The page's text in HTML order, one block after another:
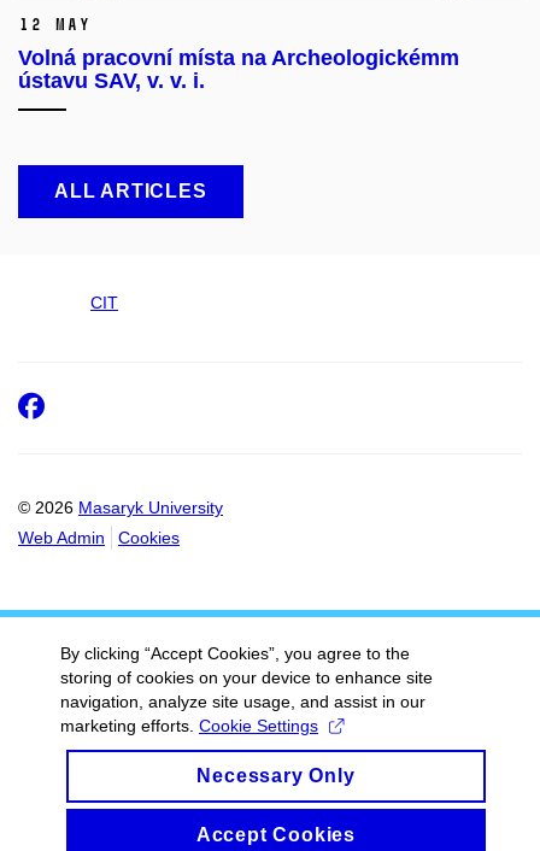
12 May
Volná pracovní místa na Archeologickémm
ústavu SAV, v. v. i.
ALL ARTICLES
CIT
© 2026 Masaryk University
Web Admin
Cookies
Facebook
By clicking “Accept Cookies”, you agree to the
storing of cookies on your device to enhance site
navigation, analyze site usage, and assist in our
marketing efforts. Cookie Settings
Necessary Only
Accept Cookies